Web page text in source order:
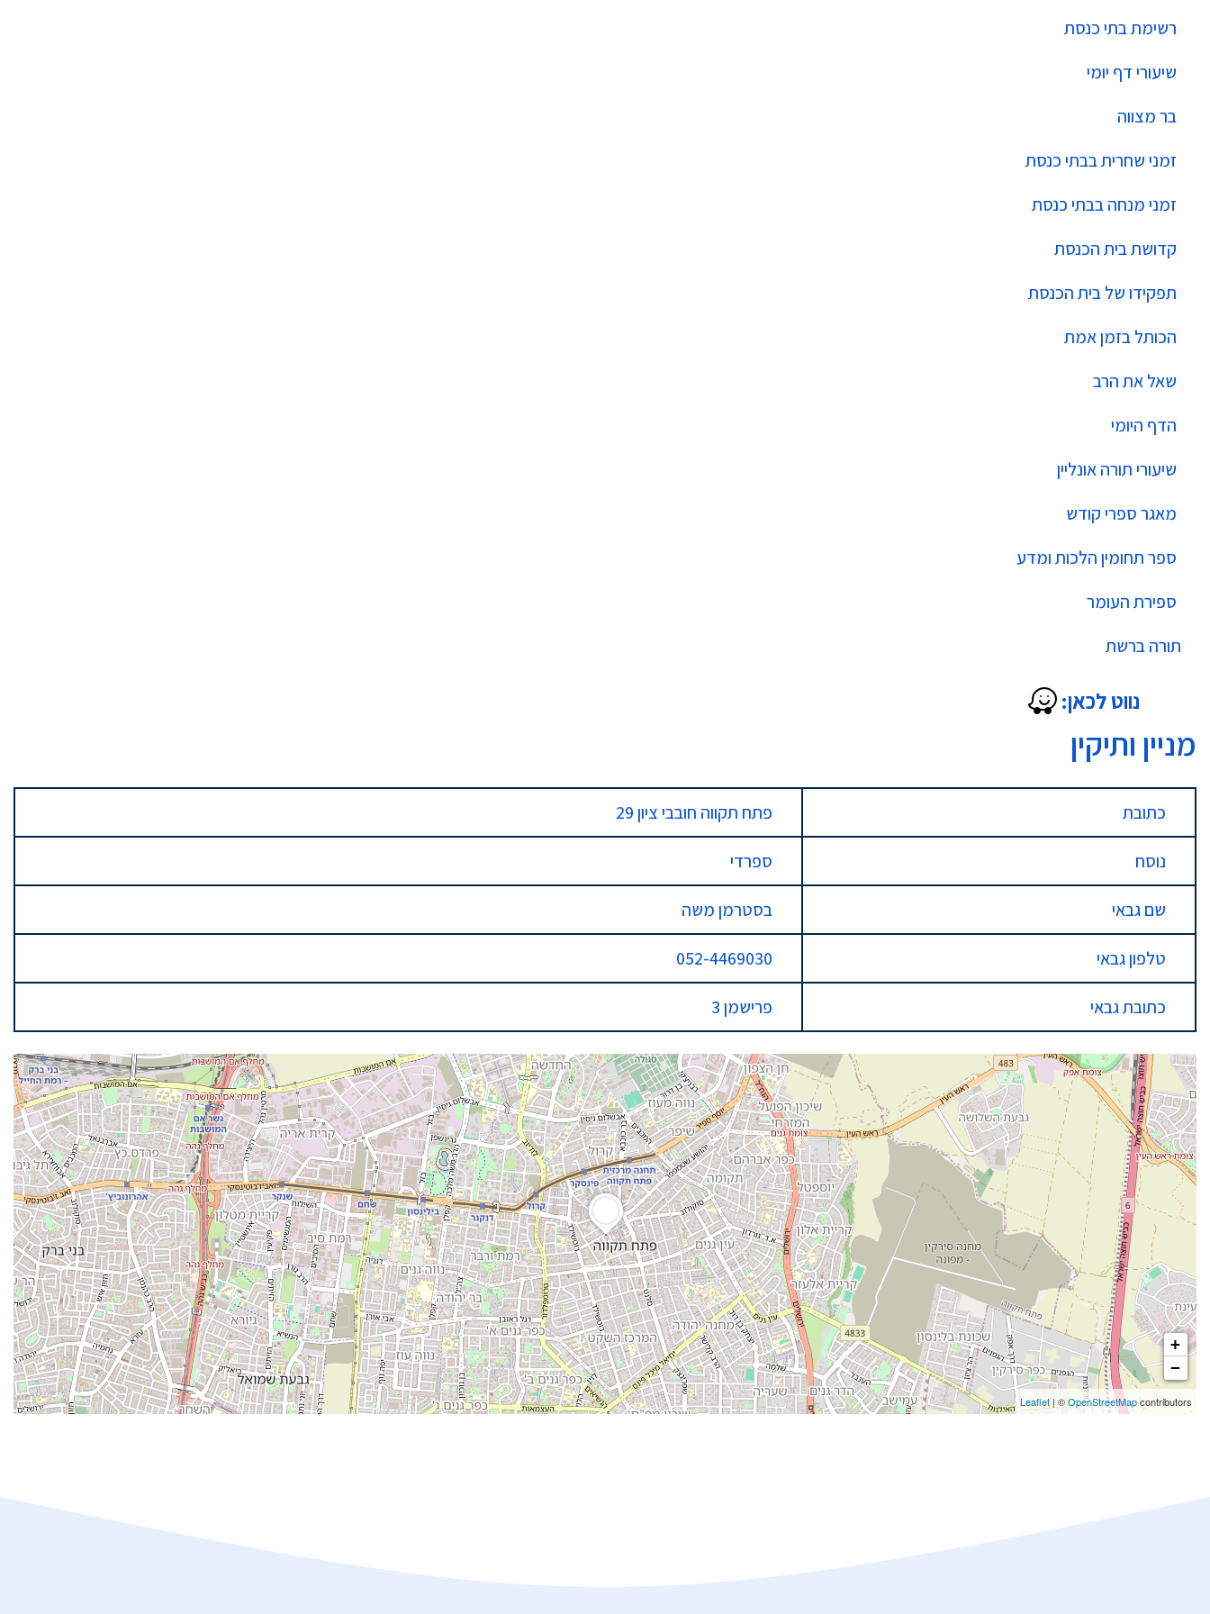
רשימת בתי כנסת
שיעורי דף יומי
בר מצווה
זמני שחרית בבתי כנסת
זמני מנחה בבתי כנסת
קדושת בית הכנסת
תפקידו של בית הכנסת
הכותל בזמן אמת
שאל את הרב
הדף היומי
שיעורי תורה אונליין
מאגר ספרי קודש
ספר תחומין הלכות ומדע
ספירת העומר
תורה ברשת
נווט לכאן:
מניין ותיקין
כתובת פתח תקווה חובבי ציון 29
נוסח ספרדי
שם גבאי בסטרמן משה
טלפון גבאי 052-4469030
כתובת גבאי פרישמן 3
+
−
Leaflet| ©OpenStreetMapcontributors